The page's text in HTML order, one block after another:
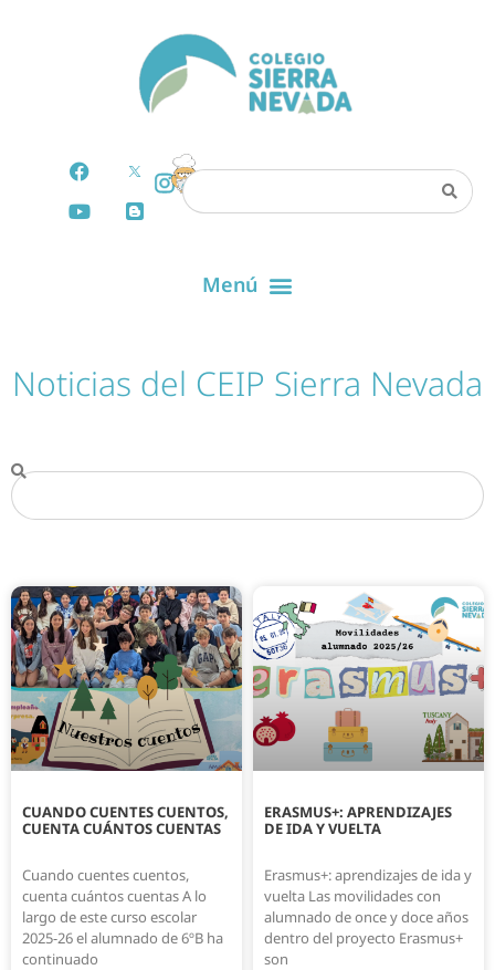
Noticias del CEIP Sierra Nevada
CUANDO CUENTES CUENTOS,
CUENTA CUÁNTOS CUENTAS
Cuando cuentes cuentos,
cuenta cuántos cuentas A lo
largo de este curso escolar
2025-26 el alumnado de 6ºB ha
continuado
ERASMUS+: APRENDIZAJES
DE IDA Y VUELTA
Erasmus+: aprendizajes de ida y
vuelta Las movilidades con
alumnado de once y doce años
dentro del proyecto Erasmus+
son